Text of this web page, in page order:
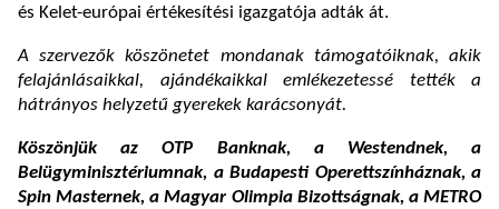
és Kelet-európai értékesítési igazgatója adták át.
A szervezők köszönetet mondanak támogatóiknak, akik
felajánlásaikkal, ajándékaikkal emlékezetessé tették a
hátrányos helyzetű gyerekek karácsonyát.
Köszönjük az OTP Banknak, a Westendnek, a
Belügyminisztériumnak, a Budapesti Operettszínháznak, a
Spin Masternek, a Magyar Olimpia Bizottságnak, a METRO